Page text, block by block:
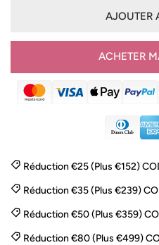
AJOUTER
ACHETER
Réduction €25 (Plus €152)
Réduction €35 (Plus €239)
Réduction €50 (Plus €359)
Réduction €80 (Plus €499)